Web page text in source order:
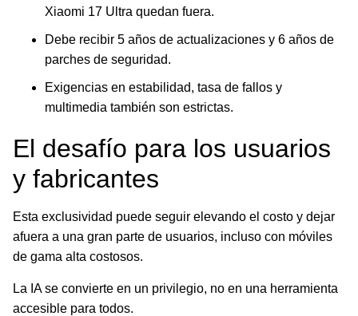
Xiaomi 17 Ultra quedan fuera.
Debe recibir 5 años de actualizaciones y 6 años de
parches de seguridad.
Exigencias en estabilidad, tasa de fallos y
multimedia también son estrictas.
El desafío para los usuarios
y fabricantes
Esta exclusividad puede seguir elevando el costo y dejar
afuera a una gran parte de usuarios, incluso con móviles
de gama alta costosos.
La IA se convierte en un privilegio, no en una herramienta
accesible para todos.